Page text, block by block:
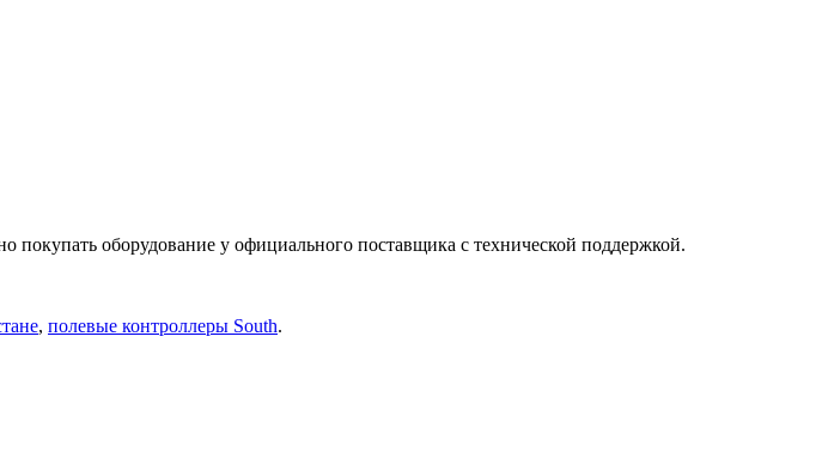
оборудование у официального поставщика с технической поддержкой.
, полевые контроллеры South.